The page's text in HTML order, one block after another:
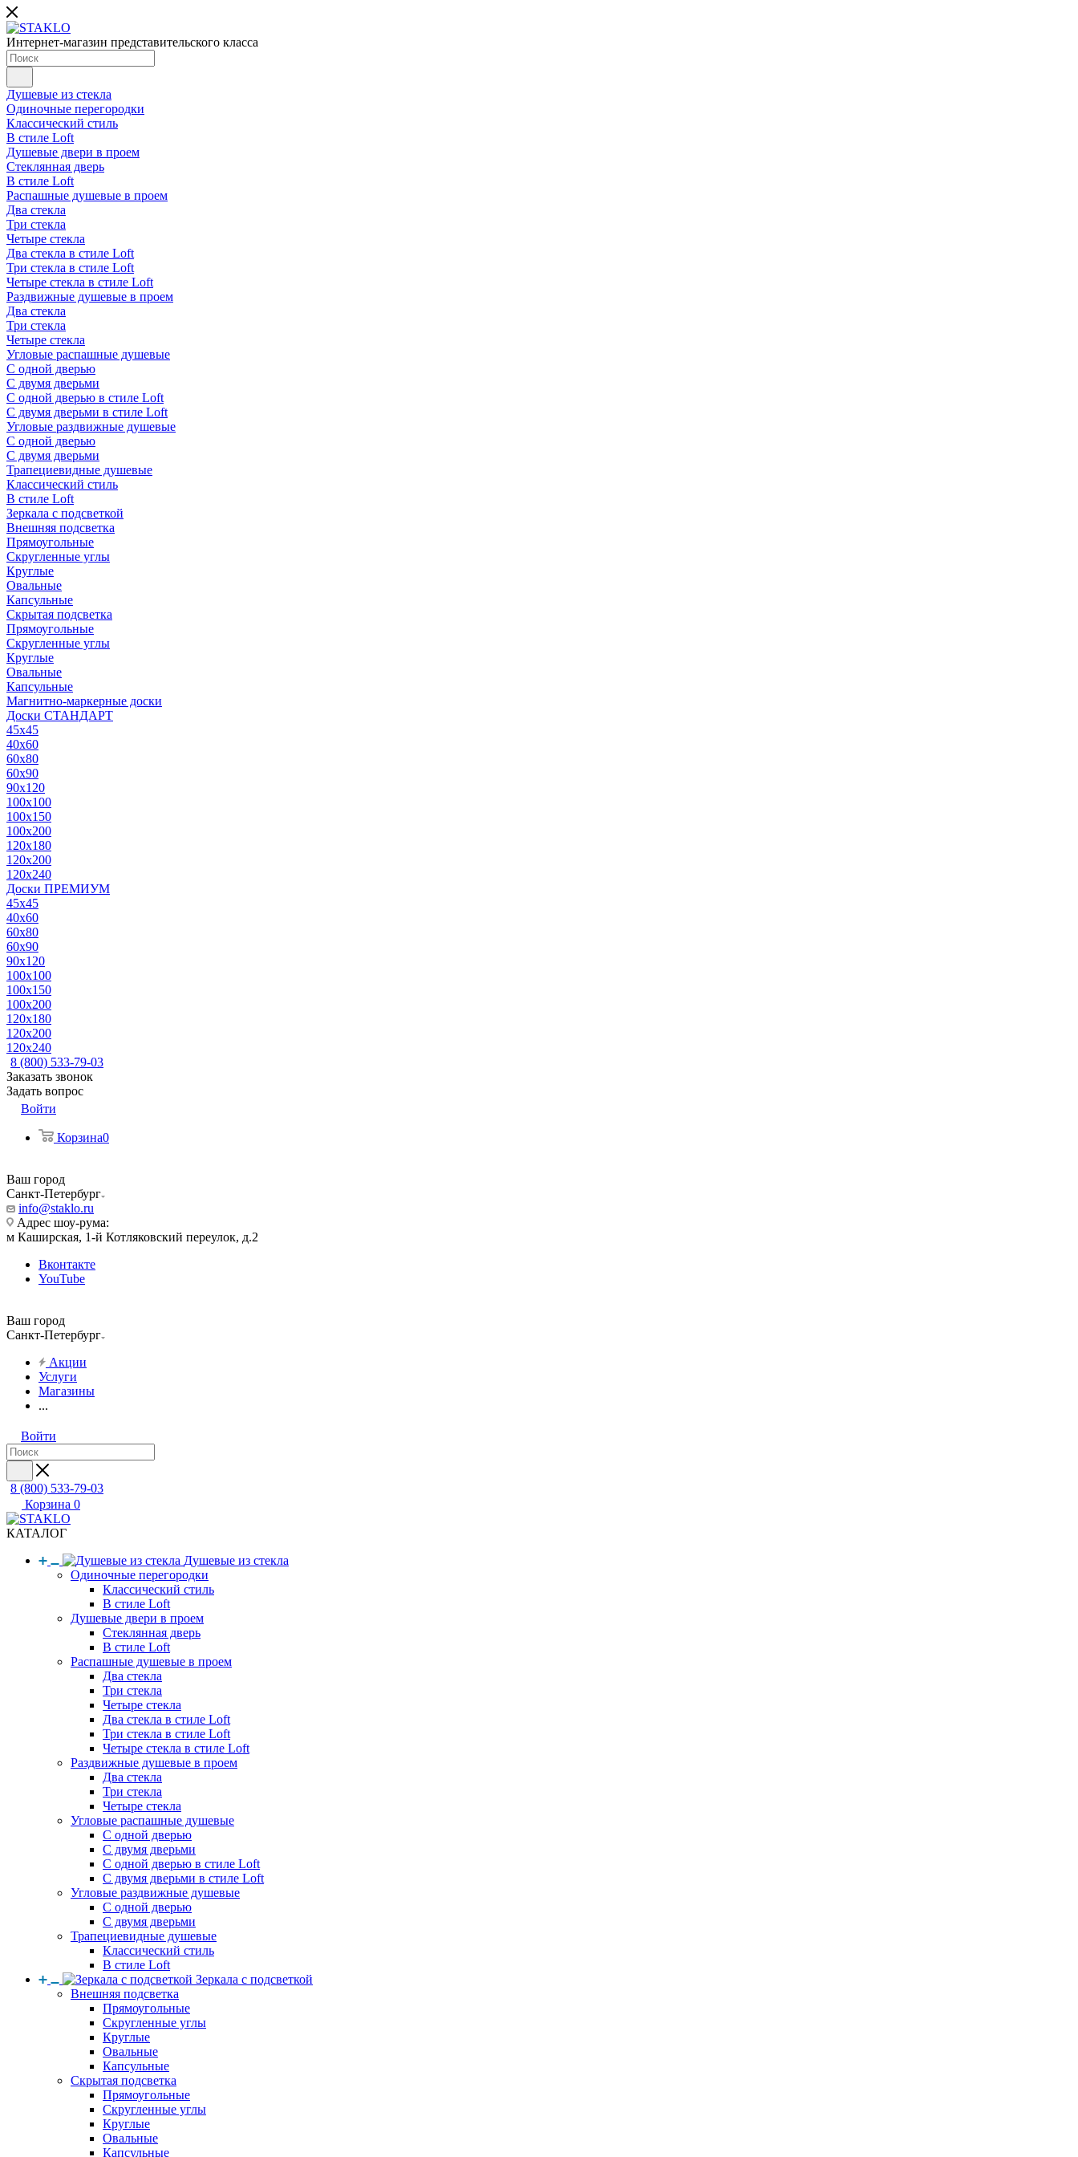
Интернет-магазин представительского класса
Душевые из стекла
Одиночные перегородки
Классический стиль
В стиле Loft
Душевые двери в проем
Стеклянная дверь
В стиле Loft
Распашные душевые в проем
Два стекла
Три стекла
Четыре стекла
Два стекла в стиле Loft
Три стекла в стиле Loft
Четыре стекла в стиле Loft
Раздвижные душевые в проем
Два стекла
Три стекла
Четыре стекла
Угловые распашные душевые
С одной дверью
С двумя дверьми
С одной дверью в стиле Loft
С двумя дверьми в стиле Loft
Угловые раздвижные душевые
С одной дверью
С двумя дверьми
Трапециевидные душевые
Классический стиль
В стиле Loft
Зеркала с подсветкой
Внешняя подсветка
Прямоугольные
Скругленные углы
Круглые
Овальные
Капсульные
Скрытая подсветка
Прямоугольные
Скругленные углы
Круглые
Овальные
Капсульные
Магнитно-маркерные доски
Доски СТАНДАРТ
45x45
40x60
60x80
60x90
90x120
100x100
100x150
100x200
120x180
120x200
120x240
Доски ПРЕМИУМ
45x45
40x60
60x80
60x90
90x120
100x100
100x150
100x200
120x180
120x200
120x240
8 (800) 533-79-03
Заказать звонок
Задать вопрос
Войти
Корзина0
Ваш город
Санкт-Петербург
info@staklo.ru
Адрес шоу-рума:
м Каширская, 1-й Котляковский переулок, д.2
Вконтакте
YouTube
Ваш город
Санкт-Петербург
Акции
Услуги
Магазины
...
Войти
8 (800) 533-79-03
Корзина 0
КАТАЛОГ
Душевые из стекла
Одиночные перегородки
Классический стиль
В стиле Loft
Душевые двери в проем
Стеклянная дверь
В стиле Loft
Распашные душевые в проем
Два стекла
Три стекла
Четыре стекла
Два стекла в стиле Loft
Три стекла в стиле Loft
Четыре стекла в стиле Loft
Раздвижные душевые в проем
Два стекла
Три стекла
Четыре стекла
Угловые распашные душевые
С одной дверью
С двумя дверьми
С одной дверью в стиле Loft
С двумя дверьми в стиле Loft
Угловые раздвижные душевые
С одной дверью
С двумя дверьми
Трапециевидные душевые
Классический стиль
В стиле Loft
Зеркала с подсветкой
Внешняя подсветка
Прямоугольные
Скругленные углы
Круглые
Овальные
Капсульные
Скрытая подсветка
Прямоугольные
Скругленные углы
Круглые
Овальные
Капсульные